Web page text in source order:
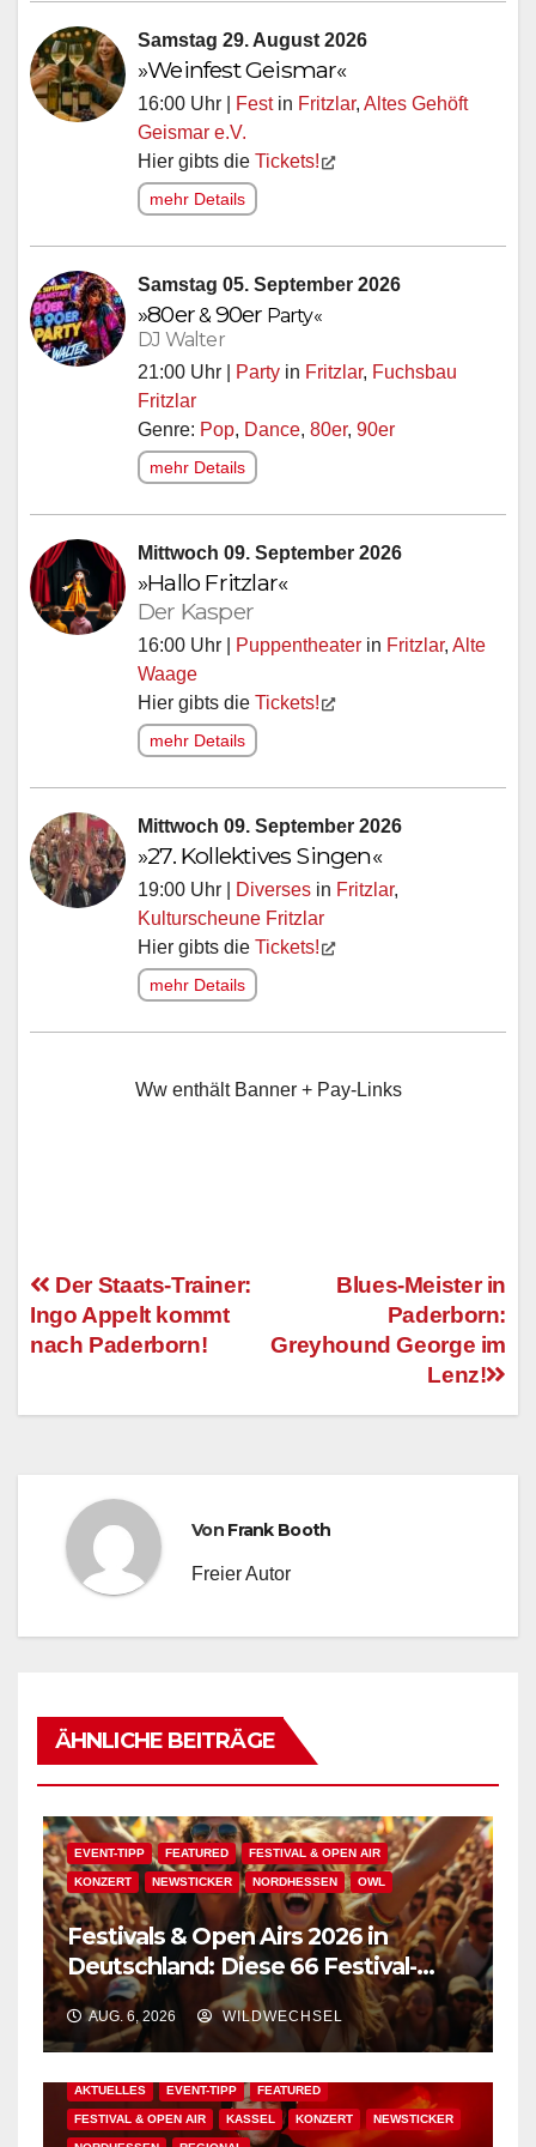
Samstag 29. August 2026
»Weinfest Geismar«
16:00 Uhr | Festin Fritzlar, Altes Gehöft
Geismar e.V.
Hier gibts die Tickets!
mehr Details
Samstag 05. September 2026
»80er& 90er Party«
DJ Walter
21:00 Uhr | Party in Fritzlar, Fuchsbau
Fritzlar
Genre: Pop, Dance, 80er, 90er
mehr Details
Mittwoch 09. September 2026
»Hallo Fritzlar«
Der Kasper
16:00 Uhr | Puppentheater in Fritzlar, Alte
Waage
Hier gibts die Tickets!
mehr Details
Mittwoch 09. September 2026
»27. Kollektives Singen«
19:00 Uhr | Diverses in Fritzlar,
Kulturscheune Fritzlar
Hier gibts die Tickets!
mehr Details
Ww enthält Banner + Pay-Links
Beitragsnavigation
Blues-Meister in
Paderborn:
Greyhound George im
Lenz!
Der Staats-Trainer:
Ingo Appelt kommt
nach Paderborn!
Von Frank Booth
Freier Autor
ÄHNLICHE BEITRÄGE
EVENT-TIPP FEATURED FESTIVAL & OPEN AIR
KONZERT NEWSTICKER NORDHESSEN OWL
Festivals & Open Airs 2026 in
Deutschland: Diese 66 Festival-
Events warten auf Dich!
AUG. 6, 2026 WILDWECHSEL
AKTUELLES EVENT-TIPP FEATURED
FESTIVAL & OPEN AIR KASSEL KONZERT NEWSTICKER